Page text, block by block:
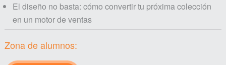
El diseño no basta: cómo convertir tu próxima colección
en un motor de ventas
Zona de alumnos: